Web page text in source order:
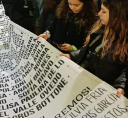
LGBT+ se
de
de organismos de
legislativa en
de discursos
diversidad.